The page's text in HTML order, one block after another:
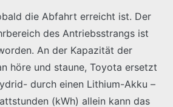
die Abfahrt erreicht ist. Der
des Antriebsstrangs ist
An der Kapazität der
höre und staune, Toyota ersetzt
durch einen Lithium-Akku –
(kWh) allein kann das